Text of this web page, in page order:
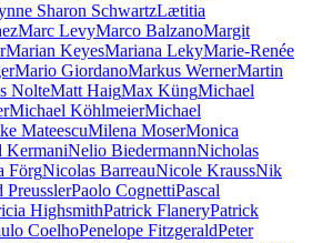
Sharon SchwartzLætitia
Marc LevyMarco BalzanoMargit
Marian KeyesMariana LekyMarie-Renée
Mario GiordanoMarkus WernerMartin
NolteMatt HaigMax KüngMichael
Michael KöhlmeierMichael
MateescuMilena MoserMonica
KermaniNelio BiedermannNicholas
FörgNicolas BarreauNicole KraussNik
PreusslerPaolo CognettiPascal
HighsmithPatrick FlaneryPatrick
CoelhoPenelope FitzgeraldPeter